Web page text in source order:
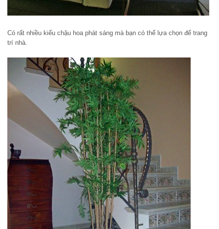
Có rất nhiều kiểu chậu hoa phát sáng mà bạn có thể lựa chọn để trang
trí nhà.